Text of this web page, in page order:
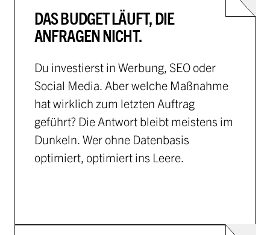
DAS BUDGET LÄUFT, DIE
ANFRAGEN NICHT.
Du investierst in Werbung, SEO oder
Social Media. Aber welche Maßnahme
hat wirklich zum letzten Auftrag
geführt? Die Antwort bleibt meistens im
Dunkeln. Wer ohne Datenbasis
optimiert, optimiert ins Leere.